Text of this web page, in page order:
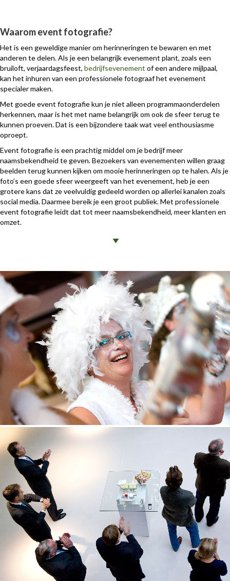
Waarom event fotografie?
Het is een geweldige manier om herinneringen te bewaren en met
anderen te delen. Als je een belangrijk evenement plant, zoals een
bruiloft, verjaardagsfeest, bedrijfsevenement of een andere mijlpaal,
kan het inhuren van een professionele fotograaf het evenement
specialer maken.
Met goede event fotografie kun je niet alleen programmaonderdelen
herkennen, maar is het met name belangrijk om ook de sfeer terug te
kunnen proeven. Dat is een bijzondere taak wat veel enthousiasme
oproept.
Event fotografie is een prachtig middel om je bedrijf meer
naamsbekendheid te geven. Bezoekers van evenementen willen graag
beelden terug kunnen kijken om mooie herinneringen op te halen. Als je
foto’s een goede sfeer weergeeft van het evenement, heb je een
grotere kans dat ze veelvuldig gedeeld worden op allerlei kanalen zoals
social media. Daarmee bereik je een groot publiek. Met professionele
event fotografie leidt dat tot meer naamsbekendheid, meer klanten en
omzet.